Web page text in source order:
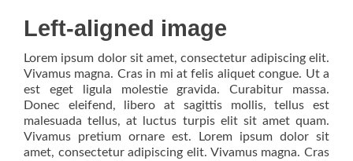
Left-aligned image
Lorem ipsum dolor sit amet, consectetur adipiscing elit.
Vivamus magna. Cras in mi at felis aliquet congue. Ut a
est eget ligula molestie gravida. Curabitur massa.
Donec eleifend, libero at sagittis mollis, tellus est
malesuada tellus, at luctus turpis elit sit amet quam.
Vivamus pretium ornare est. Lorem ipsum dolor sit
amet, consectetur adipiscing elit. Vivamus magna. Cras